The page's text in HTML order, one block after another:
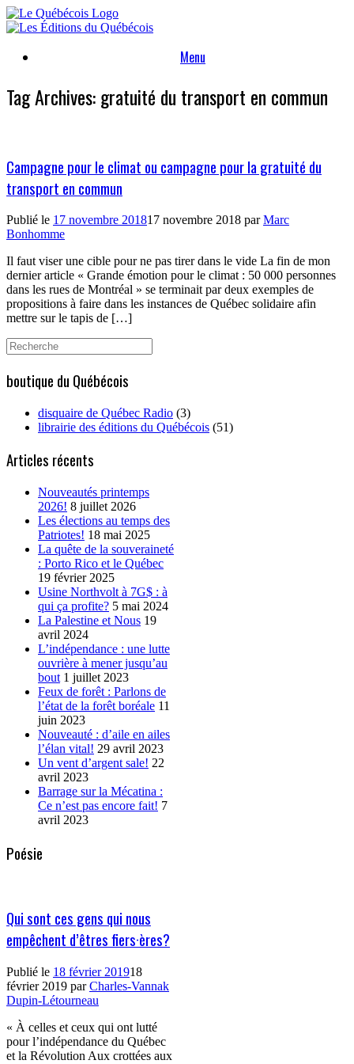
Skip
to
Menu
Tag Archives:gratuité du transport en commun
Campagne pour le climat ou campagne pour la gratuité du
transport en commun
Publié le 17 novembre 201817 novembre 2018 parMarc
Bonhomme
Il faut viser une cible pour ne pas tirer dans le vide La fin de mon
dernier article « Grande émotion pour le climat : 50 000 personnes
dans les rues de Montréal » se terminait par deux exemples de
propositions à faire dans les instances de Québec solidaire afin
mettre sur le tapis de […]
Search
for:
boutique du Québécois
disquaire de Québec Radio (3)
librairie des éditions du Québécois (51)
Articles récents
Nouveautés printemps
2026! 8 juillet 2026
Les élections au temps des
Patriotes! 18 mai 2025
La quête de la souveraineté
: Porto Rico et le Québec
19 février 2025
Usine Northvolt à 7G$ : à
qui ça profite? 5 mai 2024
La Palestine et Nous 19
avril 2024
L’indépendance : une lutte
ouvrière à mener jusqu’au
bout 1 juillet 2023
Feux de forêt : Parlons de
l’état de la forêt boréale 11
juin 2023
Nouveauté : d’aile en ailes
l’élan vital! 29 avril 2023
Un vent d’argent sale! 22
avril 2023
Barrage sur la Mécatina :
Ce n’est pas encore fait! 7
avril 2023
Poésie
Qui sont ces gens qui nous
empêchent d’êtres fiers·ères?
Publié le 18 février 201918
février 2019 parCharles-Vannak
Dupin-Létourneau
« À celles et ceux qui ont lutté
pour l’indépendance du Québec
et la Révolution Aux crottées aux